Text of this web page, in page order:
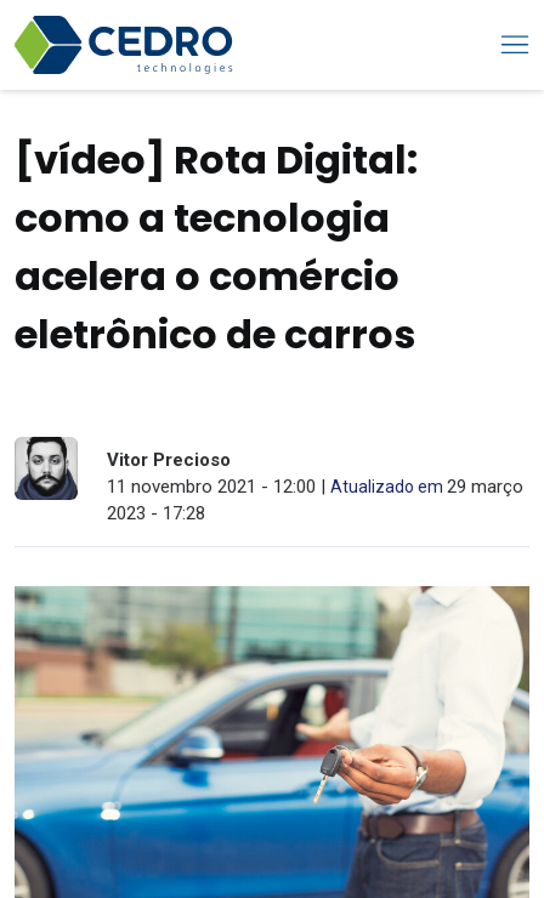
[vídeo] Rota Digital:
como a tecnologia
acelera o comércio
eletrônico de carros
Vitor Precioso
11 novembro 2021 - 12:00 |Atualizado em29 março
2023 - 17:28